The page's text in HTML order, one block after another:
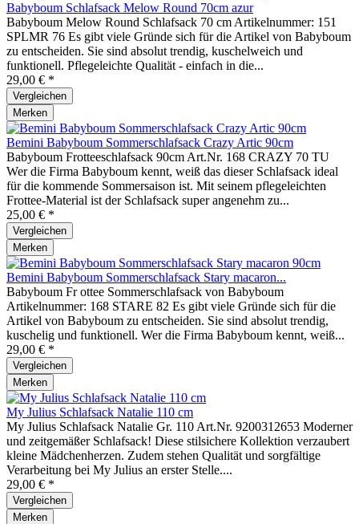
Babyboum Schlafsack Melow Round 70cm azur
Babyboum Melow Round Schlafsack 70 cm Artikelnummer: 151
SPLMR 76 Es gibt viele Gründe sich für die Artikel von Babyboum
zu entscheiden. Sie sind absolut trendig, kuschelweich und
funktionell. Pflegeleichte Qualität - einfach in die...
29,00 € *
Vergleichen
Merken
Bemini Babyboum Sommerschlafsack Crazy Artic 90cm
Babyboum Frotteeschlafsack 90cm Art.Nr. 168 CRAZY 70 TU
Wer die Firma Babyboum kennt, weiß das dieser Schlafsack ideal
für die kommende Sommersaison ist. Mit seinem pflegeleichten
Frottee-Material ist der Schlafsack super angenehm zu...
25,00 € *
Vergleichen
Merken
Bemini Babyboum Sommerschlafsack Stary macaron...
Babyboum Fr ottee Sommerschlafsack von Babyboum
Artikelnummer: 168 STARE 82 Es gibt viele Gründe sich für die
Artikel von Babyboum zu entscheiden. Sie sind absolut trendig,
kuschelig und funktionell. Wer die Firma Babyboum kennt, weiß...
29,00 € *
Vergleichen
Merken
My Julius Schlafsack Natalie 110 cm
My Julius Schlafsack Natalie Gr. 110 Art.Nr. 9200312653 Moderner
und zeitgemäßer Schlafsack! Diese stilsichere Kollektion verzaubert
kleine Mädchenherzen. Zudem stehen Qualität und sorgfältige
Verarbeitung bei My Julius an erster Stelle....
29,00 € *
Vergleichen
Merken